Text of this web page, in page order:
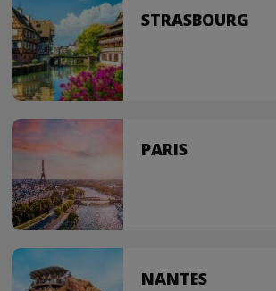
STRASBOURG
PARIS
NANTES